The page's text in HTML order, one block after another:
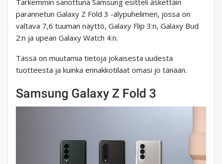
Tarkemmin sanottuna Samsung esitteli äskettäin
parannetun Galaxy Z Fold 3 -älypuhelimen, jossa on
valtava 7,6 tuuman näyttö, Galaxy Flip 3:n, Galaxy Bud
2:n ja upean Galaxy Watch 4:n.
Tässä on muutamia tietoja jokaisesta uudesta
tuotteesta ja kuinka ennakkotilaat omasi jo tänään.
Samsung Galaxy Z Fold 3